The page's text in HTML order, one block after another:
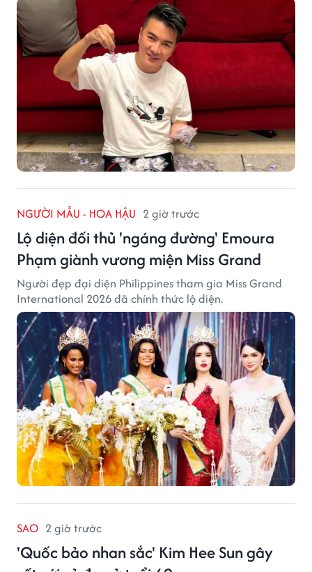
NGƯỜI MẪU - HOA HẬU 2 giờ trước
Lộ diện đối thủ 'ngáng đường' Emoura
Phạm giành vương miện Miss Grand
Người đẹp đại diện Philippines tham gia Miss Grand
International 2026 đã chính thức lộ diện.
SAO 2 giờ trước
'Quốc bảo nhan sắc' Kim Hee Sun gây